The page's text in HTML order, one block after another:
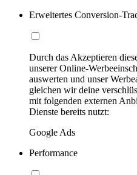
Erweitertes Conversion-
Durch das Akzeptieren
unserer Online-
auswerten und unser
gleichen wir deine
mit folgenden externen
Dienste bereits nutzt:
Google Ads
Performance